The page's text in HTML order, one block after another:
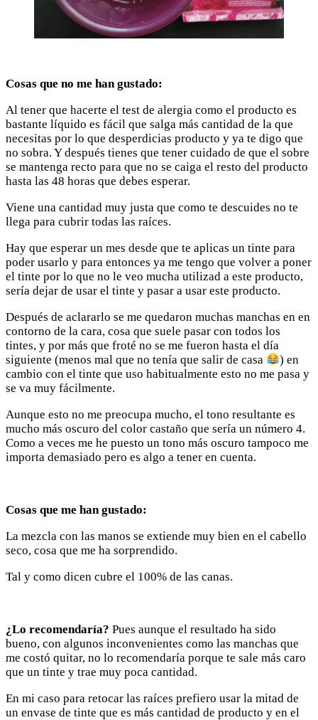
Cosas que no me han gustado:
Al tener que hacerte el test de alergia como el producto es
bastante líquido es fácil que salga más cantidad de la que
necesitas por lo que desperdicias producto y ya te digo que
no sobra. Y después tienes que tener cuidado de que el sobre
se mantenga recto para que no se caiga el resto del producto
hasta las 48 horas que debes esperar.
Viene una cantidad muy justa que como te descuides no te
llega para cubrir todas las raíces.
Hay que esperar un mes desde que te aplicas un tinte para
poder usarlo y para entonces ya me tengo que volver a poner
el tinte por lo que no le veo mucha utilizad a este producto,
sería dejar de usar el tinte y pasar a usar este producto.
Después de aclararlo se me quedaron muchas manchas en en
contorno de la cara, cosa que suele pasar con todos los
tintes, y por más que froté no se me fueron hasta el día
siguiente (menos mal que no tenía que salir de casa
) en
cambio con el tinte que uso habitualmente esto no me pasa y
se va muy fácilmente.
Aunque esto no me preocupa mucho, el tono resultante es
mucho más oscuro del color castaño que sería un número 4.
Como a veces me he puesto un tono más oscuro tampoco me
importa demasiado pero es algo a tener en cuenta.
Cosas que me han gustado:
La mezcla con las manos se extiende muy bien en el cabello
seco, cosa que me ha sorprendido.
Tal y como dicen cubre el 100% de las canas.
¿Lo recomendaría? Pues aunque el resultado ha sido
bueno, con algunos inconvenientes como las manchas que
me costó quitar, no lo recomendaría porque te sale más caro
que un tinte y trae muy poca cantidad.
En mi caso para retocar las raíces prefiero usar la mitad de
un envase de tinte que es más cantidad de producto y en el